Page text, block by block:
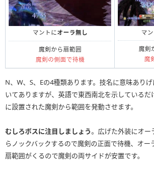
マントにオーラ無し
魔剣から扇範囲
魔剣の側面で待機
マ
魔剣
魔
N、W、S、Eの4種類あります。技名に意味あり
いてありますが、英語で東西南北を示しているだ
に設置された魔剣から範囲を発動させます。
むしろボスに注目しましょう。広げた外装にオー
らノックバックするので魔剣の正面で待機、オー
扇範囲がくるので魔剣の両サイドが安置です。